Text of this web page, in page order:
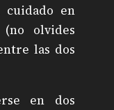
cuidado en
olvides
las dos
en dos